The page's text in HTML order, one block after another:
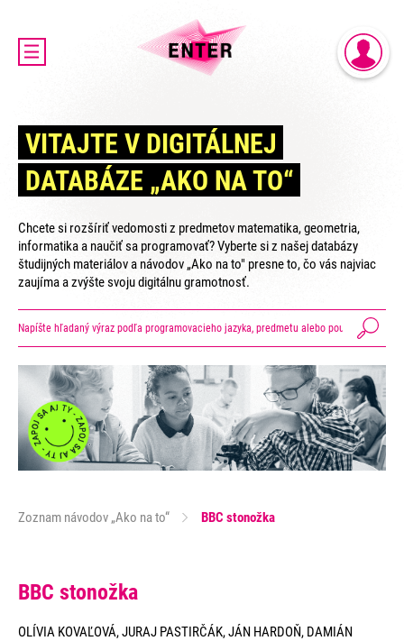
O PROJEKTE ENTER
ENTER MICRO:BIT 3D CUP
ENTER PROGRAMIÁDA
VIDEÁ YOUTUBEROV
VAŠE NÁPADY
KONTAKTY
REGISTRÁCIA
VITAJTE V DIGITÁLNEJ
DATABÁZE „AKO NA TO“
Chcete si rozšíriť vedomosti z predmetov matematika, geometria,
informatika a naučiť sa programovať? Vyberte si z našej databázy
študijných materiálov a návodov „Ako na to" presne to, čo vás najviac
zaujíma a zvýšte svoju digitálnu gramotnosť.
Zoznam návodov „Ako na to“ BBC stonožka
BBC stonožka
OLÍVIA KOVAĽOVÁ, JURAJ PASTIRČÁK, JÁN HARDOŇ, DAMIÁN